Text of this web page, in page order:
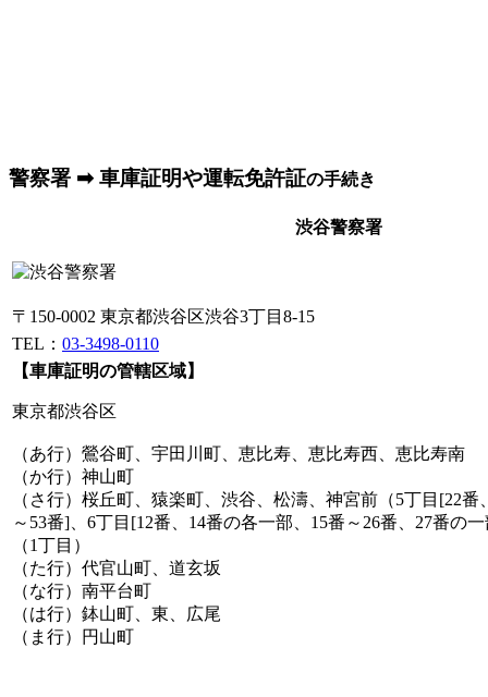
警察署 ➡ 車庫証明や運転免許証の手続き
渋谷警察署
〒150-0002 東京都渋谷区渋谷3丁目8-15
TEL： 03-3498-0110
【車庫証明の管轄区域】
東京都渋谷区
（あ行）鶯谷町、宇田川町、恵比寿、恵比寿西、恵比寿南
（か行）神山町
（さ行）桜丘町、猿楽町、渋谷、松濤、神宮前（5丁目[22番
～53番]、6丁目[12番、14番の各一部、15番～26番、27番の
（1丁目）
（た行）代官山町、道玄坂
（な行）南平台町
（は行）鉢山町、東、広尾
（ま行）円山町